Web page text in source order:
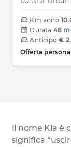
Km anno
Durata 48
Anticipo €
Offerta
Il nome Kia è
significa